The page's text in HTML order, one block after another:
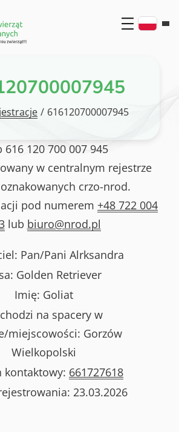
/ 616120700007945
616 120 700 007 945
w centralnym rejestrze
crzo-nrod.
pod numerem +48 722 004
lub biuro@nrod.pl
Pan/Pani Alrksandra
Golden Retriever
Imię: Goliat
na spacery w
miejscowości: Gorzów
Wielkopolski
kontaktowy: 661727618
23.03.2026